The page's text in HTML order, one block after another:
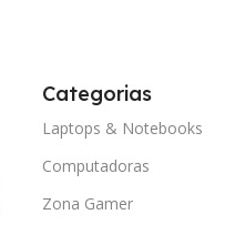
Categorias
Laptops & Notebooks
Computadoras
Zona Gamer